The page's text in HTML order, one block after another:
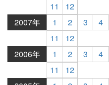
11
12
2007年
1 2 3 4
11
12
2006年
1 2 3 4
11
12